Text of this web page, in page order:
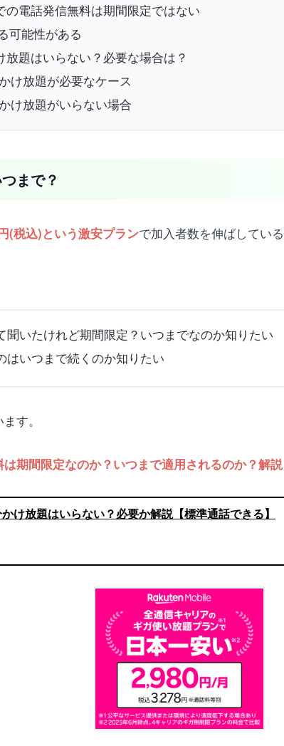
電話発信無料は期間限定ではない
可能性がある
題はいらない？必要な場合は？
け放題が必要なケース
け放題がいらない場合
まで？
(税込)という激安プランで加入者数を伸ばしてい
いたけれど期間限定？いつまでなのか知りたい
いつまで続くのか知りたい
す。
期間限定なのか？いつまで適用されるのか？解説
け放題はいらない？必要か解説【標準通話できる】